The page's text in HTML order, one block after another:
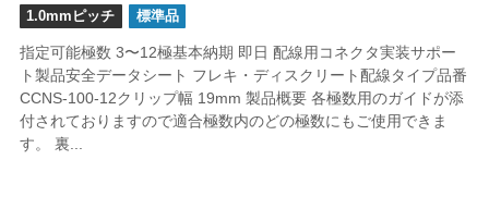
1.0mmピッチ 標準品
指定可能極数 3〜12極基本納期 即日 配線用コネクタ実装サポー
ト製品安全データシート フレキ・ディスクリート配線タイプ品番
CCNS-100-12クリップ幅 19mm 製品概要 各極数用のガイドが添
付されておりますので適合極数内のどの極数にもご使用できま
す。 裏...